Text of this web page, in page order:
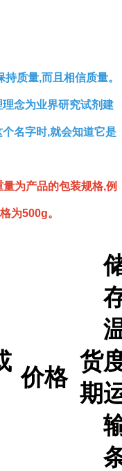
质量,而且相信质量。
念为业界研究试剂建
名字时,就会知道它是
为产品的包装规格,例
为500g。
价格
货
期